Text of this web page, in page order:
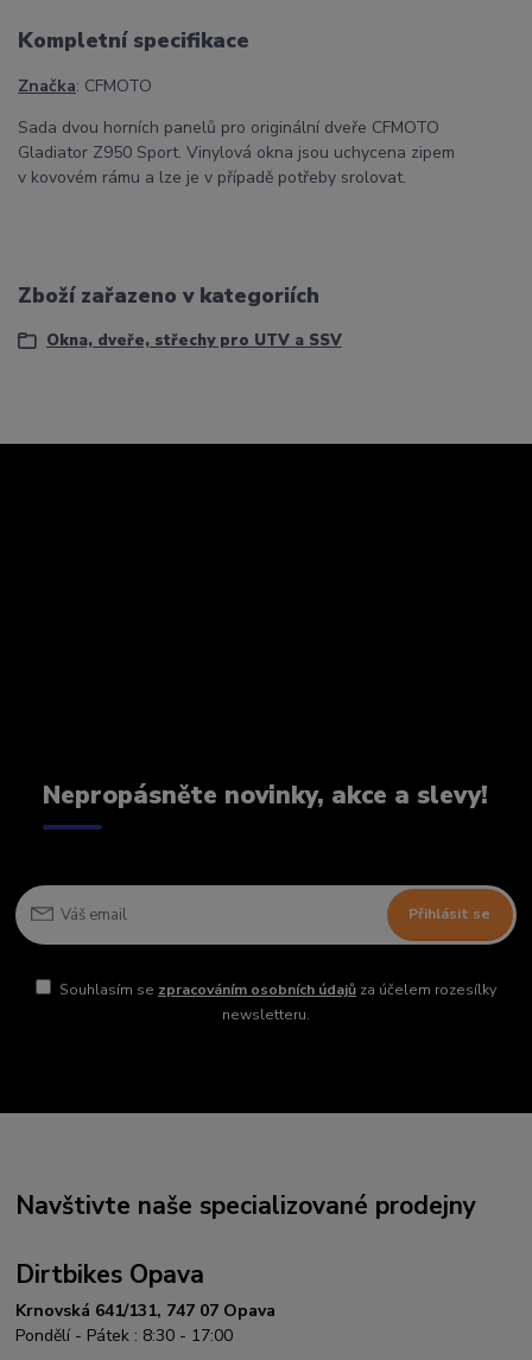
Kompletní specifikace
Značka: CFMOTO
Sada dvou horních panelů pro originální dveře CFMOTO
Gladiator Z950 Sport. Vinylová okna jsou uchycena zipem
v kovovém rámu a lze je v případě potřeby srolovat.
Zboží zařazeno v kategoriích
Okna, dveře, střechy pro UTV a SSV
Nepropásněte novinky, akce a slevy!
Přihlásit se
Souhlasím se zpracováním osobních údajůza účelem rozesílky
newsletteru.
Navštivte naše specializované prodejny
Dirtbikes Opava
Krnovská 641/131, 747 07 Opava
Pondělí - Pátek : 8:30 - 17:00